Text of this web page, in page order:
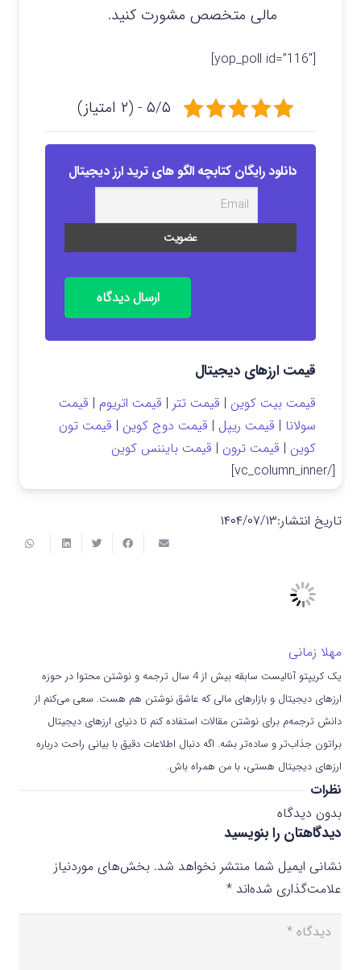
مالی متخصص مشورت کنید.
[yop_poll id=”116″]
۵/۵ - (۲ امتیاز)
دانلود رایگان کتابچه الگو های ترید ارز دیجیتال
ارسال دیدگاه
قیمت ارزهای دیجیتال
قیمت بیت کوین | قیمت تتر | قیمت اتریوم | قیمت
سولانا | قیمت ریپل | قیمت دوج کوین | قیمت تون
کوین | قیمت ترون | قیمت بایننس کوین
[/vc_column_inner]
تاریخ انتشار:۱۴۰۴/۰۷/۱۳
مهلا زمانی
یک کریپتو آنالیست سابقه بیش از 4 سال ترجمه و نوشتن محتوا در حوزه
ارزهای دیجیتال و بازارهای مالی که عاشق نوشتن هم هست. سعی می‌کنم از
دانش ترجمه‌م برای نوشتن مقالات استفاده کنم تا دنیای ارزهای دیجیتال
براتون جذاب‌تر و ساده‌تر بشه. اگه دنبال اطلاعات دقیق با بیانی راحت درباره
ارزهای دیجیتال هستی، با من همراه باش.
نظرات
بدون دیدگاه
دیدگاهتان را بنویسید
نشانی ایمیل شما منتشر نخواهد شد. بخش‌های موردنیاز
علامت‌گذاری شده‌اند *